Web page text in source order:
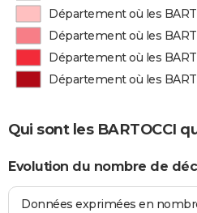
Département où les
Département où les
Département où les
Département où les
Qui sont les BARTOCCI
Evolution du nombre de
Données exprimées en